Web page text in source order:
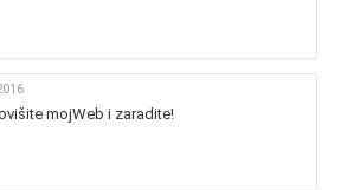
mojWeb i zaradite!